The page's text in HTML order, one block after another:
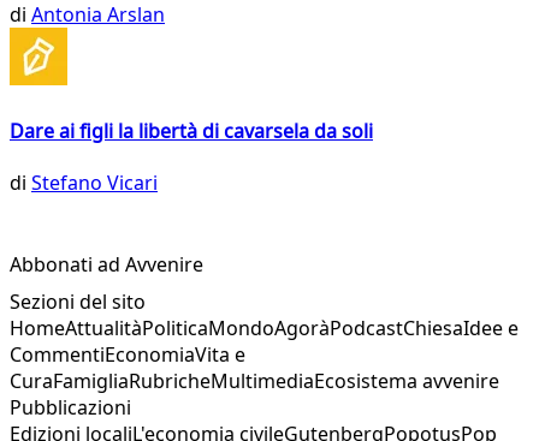
di Antonia Arslan
Dare ai figli la libertà di cavarsela da soli
di Stefano Vicari
Abbonati ad Avvenire
Sezioni del sito
HomeAttualitàPoliticaMondoAgoràPodcastChiesaIdee e
CommentiEconomiaVita e
CuraFamigliaRubricheMultimediaEcosistema avvenire
Pubblicazioni
Edizioni localiL'economia civileGutenbergPopotusPop